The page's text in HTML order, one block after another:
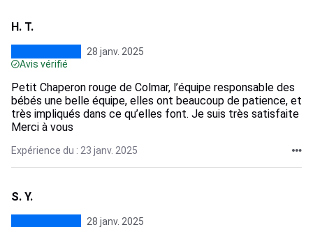
H. T.
28 janv. 2025
Avis vérifié
Petit Chaperon rouge de Colmar, l’équipe responsable des
bébés une belle équipe, elles ont beaucoup de patience, et
très impliqués dans ce qu’elles font. Je suis très satisfaite
Merci à vous
Expérience du : 23 janv. 2025
S. Y.
28 janv. 2025